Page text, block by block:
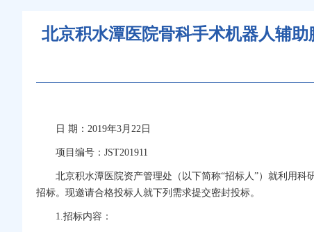
北京积水潭医院骨科手术机器人辅
日 期：2019年3月22日
项目编号：JST201911
北京积水潭医院资产管理处（以下简称“招标人”）就利用科
招标。现邀请合格投标人就下列需求提交密封投标。
1.招标内容：